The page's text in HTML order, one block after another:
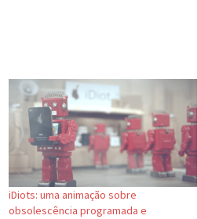
iDiots: uma animação sobre
obsolescência programada e